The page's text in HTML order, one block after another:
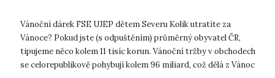
Vánoční dárek FSE UJEP dětem Severu Kolik utratíte za
Vánoce? Pokud jste (s odpuštěním) průměrný obyvatel ČR,
tipujeme něco kolem 11 tisíc korun. Vánoční tržby v obchodech
se celorepublikově pohybují kolem 96 miliard, což dělá z Vánoc